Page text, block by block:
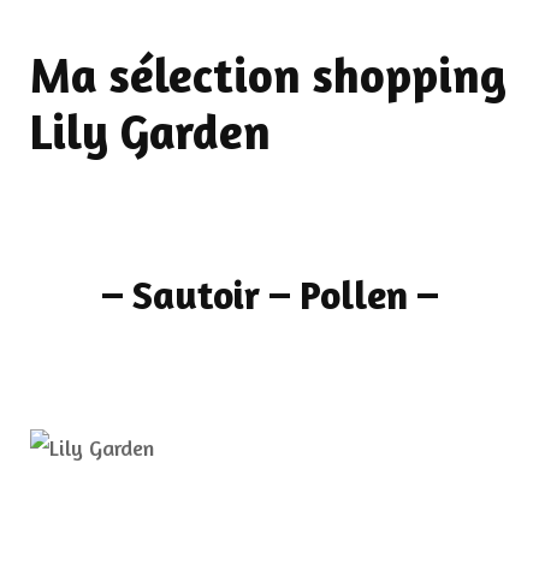
Ma sélection shopping
Lily Garden
– Sautoir – Pollen –